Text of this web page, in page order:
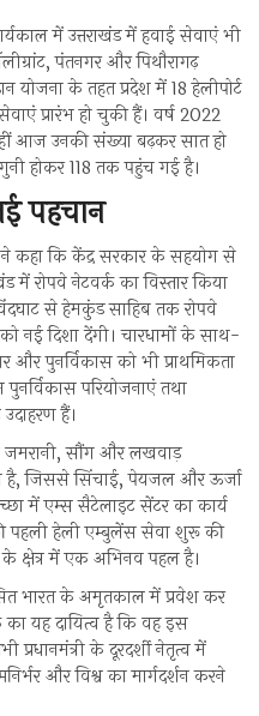
में उत्तराखंड में हवाई सेवाएं भी
पंतनगर और पिथौरागढ़
योजना के तहत प्रदेश में 18 हेलीपोर्ट
प्रारंभ हो चुकी हैं। वर्ष 2022
आज उनकी संख्या बढ़कर सात हो
होकर 118 तक पहुंच गई है।
पहचान
कहा कि केंद्र सरकार के सहयोग से
में रोपवे नेटवर्क का विस्तार किया
से हेमकुंड साहिब तक रोपवे
नई दिशा देंगी। चारधामों के साथ-
और पुनर्विकास को भी प्राथमिकता
पुनर्विकास परियोजनाएं तथा
हैं।
जमरानी, सौंग और लखवाड़
है, जिससे सिंचाई, पेयजल और ऊर्जा
में एम्स सैटेलाइट सेंटर का कार्य
पहली हेली एम्बुलेंस सेवा शुरू की
क्षेत्र में एक अभिनव पहल है।
भारत के अमृतकाल में प्रवेश कर
यह दायित्व है कि वह इस
प्रधानमंत्री के दूरदर्शी नेतृत्व में
और विश्व का मार्गदर्शन करने